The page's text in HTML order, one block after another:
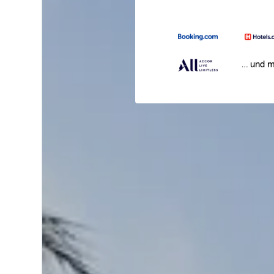
… und